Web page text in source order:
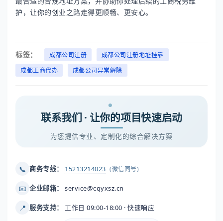
护，让你的创业之路走得更顺畅、更安心。
标签： 成都公司注册
成都公司注册地址挂靠
成都工商代办
成都公司异常解除
联系我们 · 让你的项目快速启动
为您提供专业、定制化的综合解决方案
📞 商务专线： 15213214023 (微信同号)
📧 企业邮箱： service@cqyxsz.cn
📍 服务支持： 工作日 09:00-18:00 · 快速响应